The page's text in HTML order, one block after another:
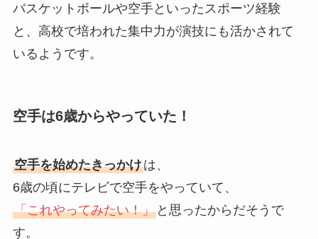
バスケットボールや空手といったスポーツ経験
と、高校で培われた集中力が演技にも活かされて
いるようです。
空手は6歳からやっていた！
空手を始めたきっかけは、
6歳の頃にテレビで空手をやっていて、
「これやってみたい！」と思ったからだそうで
す。